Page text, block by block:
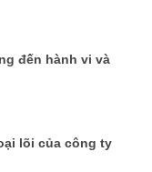
đến hành vi và
lõi của công ty